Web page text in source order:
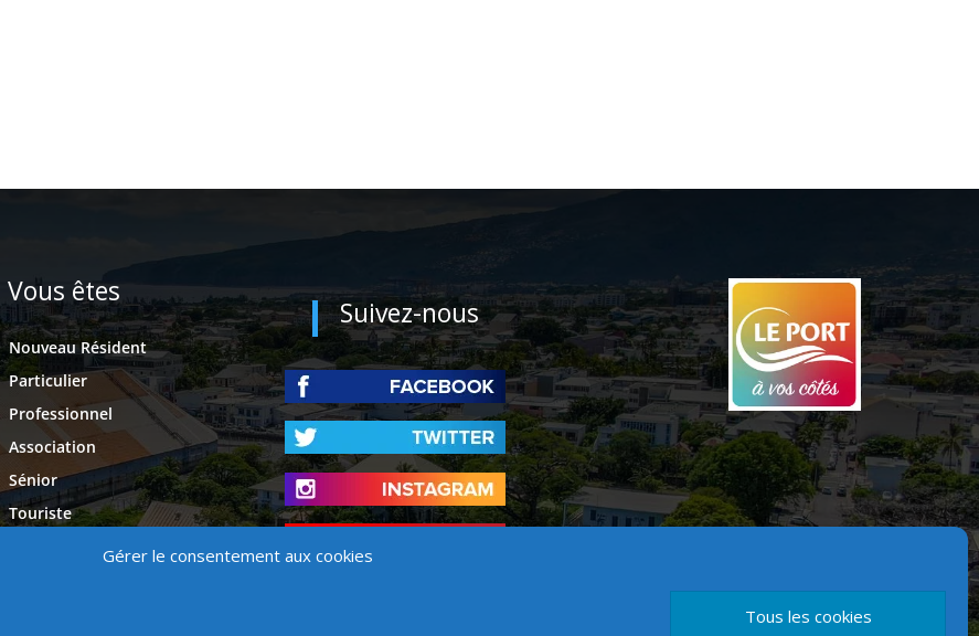
Gérer le consentement aux cookies
Tous les cookies
Vous êtes
Nouveau Résident
Particulier
Professionnel
Association
Sénior
Touriste
Suivez-nous